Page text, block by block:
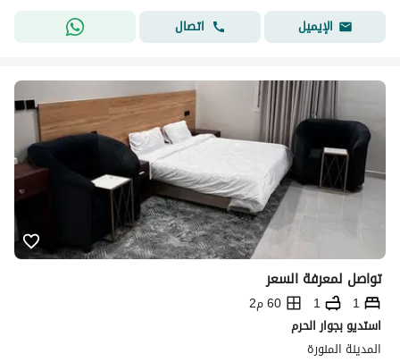
الإيميل
اتصال
تواصل لمعرفة السعر
1
1
60 م2
استديو بجوار الحرم
المدينة المنورة